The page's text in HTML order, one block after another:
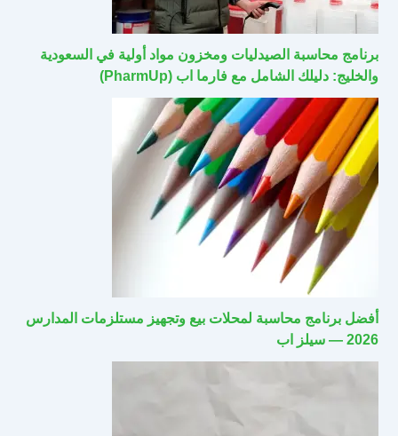
برنامج محاسبة الصيدليات ومخزون مواد أولية في السعودية
والخليج: دليلك الشامل مع فارما اب (PharmUp)
أفضل برنامج محاسبة لمحلات بيع وتجهيز مستلزمات المدارس
2026 — سيلز اب